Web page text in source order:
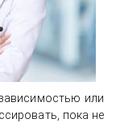
или
пока не